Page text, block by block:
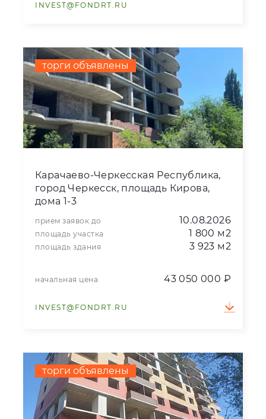
INVEST@FONDRT.RU
торги объявлены
Карачаево-Черкесская Республика,
город Черкесск, площадь Кирова,
дома 1-3
прием заявок до 10.08.2026
площадь участка 1 800 м2
площадь здания 3 923 м2
начальная цена 43 050 000 ₽
INVEST@FONDRT.RU
торги объявлены